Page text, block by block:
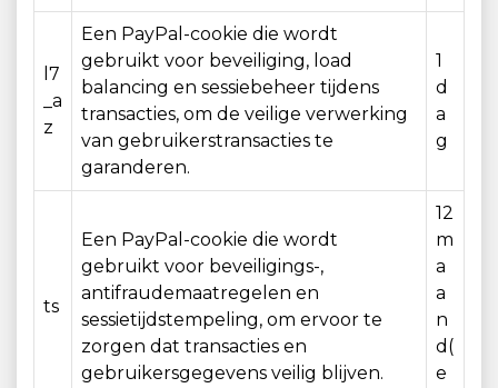
l7
_a
z
Een PayPal-cookie die wordt
gebruikt voor beveiliging, load
balancing en sessiebeheer tijdens
transacties, om de veilige verwerking
van gebruikerstransacties te
garanderen.
1
d
a
g
ts
Een PayPal-cookie die wordt
gebruikt voor beveiligings-,
antifraudemaatregelen en
sessietijdstempeling, om ervoor te
zorgen dat transacties en
gebruikersgegevens veilig blijven.
12
m
a
a
n
d(
e